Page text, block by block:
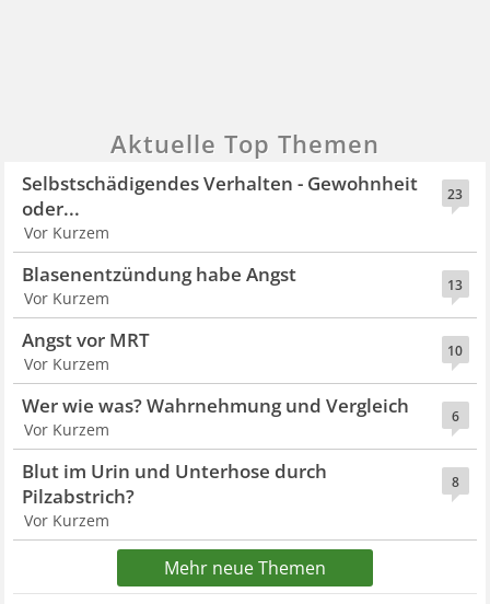
Aktuelle Top Themen
23
Selbstschädigendes Verhalten - Gewohnheit
oder...
Vor Kurzem
13
Blasenentzündung habe Angst
Vor Kurzem
10
Angst vor MRT
Vor Kurzem
6
Wer wie was? Wahrnehmung und Vergleich
Vor Kurzem
8
Blut im Urin und Unterhose durch
Pilzabstrich?
Vor Kurzem
Mehr neue Themen